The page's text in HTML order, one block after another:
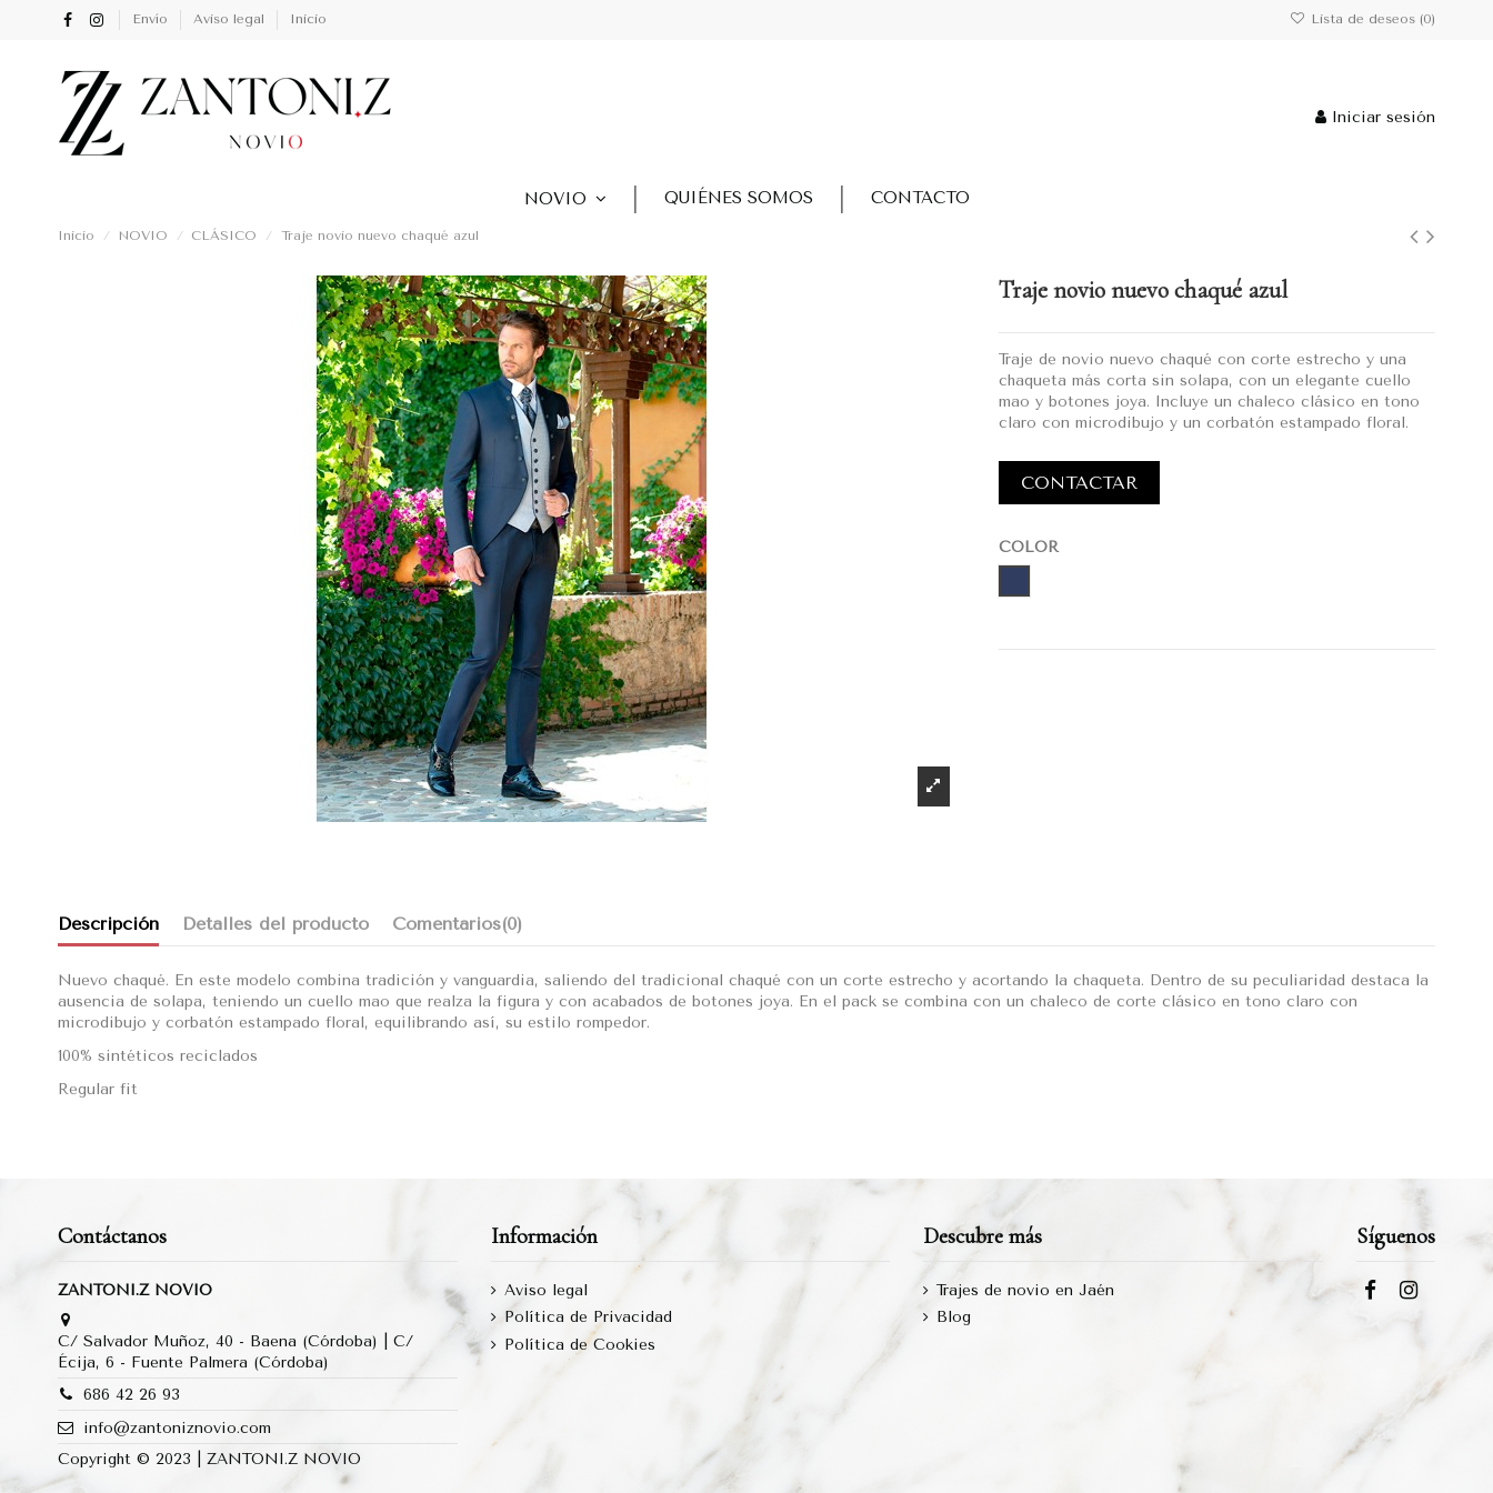
Envío Aviso legal Inicio Lista de deseos (0)
Iniciar sesión
NOVIO QUIÉNES SOMOS CONTACTO
Inicio NOVIO CLÁSICO Traje novio nuevo chaqué azul
Traje novio nuevo chaqué azul
Traje de novio nuevo chaqué con corte estrecho y una
chaqueta más corta sin solapa, con un elegante cuello
mao y botones joya. Incluye un chaleco clásico en tono
claro con microdibujo y un corbatón estampado floral.
CONTACTAR
COLOR
Descripción Detalles del producto Comentarios(0)
Nuevo chaqué. En este modelo combina tradición y vanguardia, saliendo del tradicional chaqué con un corte estrecho y acortando la chaqueta. Dentro de su peculiaridad destaca la
ausencia de solapa, teniendo un cuello mao que realza la figura y con acabados de botones joya. En el pack se combina con un chaleco de corte clásico en tono claro con
microdibujo y corbatón estampado floral, equilibrando así, su estilo rompedor.
100% sintéticos reciclados
Regular fit
Contáctanos
ZANTONI.Z NOVIO
C/ Salvador Muñoz, 40 - Baena (Córdoba) | C/
Écija, 6 - Fuente Palmera (Córdoba)
686 42 26 93
info@zantoniznovio.com
Copyright © 2023 | ZANTONI.Z NOVIO
Información
Aviso legal
Política de Privacidad
Política de Cookies
Descubre más
Trajes de novio en Jaén
Blog
Síguenos